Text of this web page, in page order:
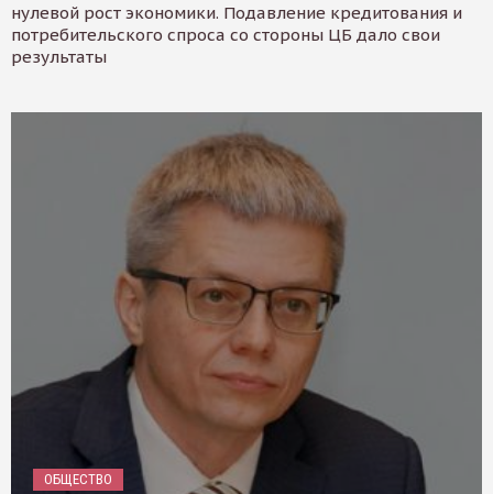
нулевой рост экономики. Подавление кредитования и
потребительского спроса со стороны ЦБ дало свои
результаты
ОБЩЕСТВО